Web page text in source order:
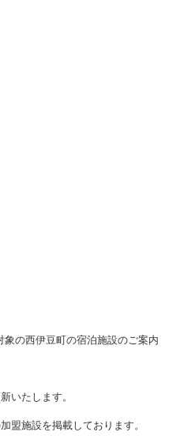
の西伊豆町の宿泊施設のご案内
いたします。
盟施設を掲載しております。